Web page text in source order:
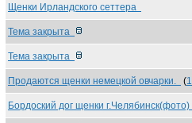
Щенки Ирландского сеттера
Тема закрыта
Тема закрыта
Продаются щенки немецкой овчарки. (1
Бордоский дог щенки г.Челябинск(фото)